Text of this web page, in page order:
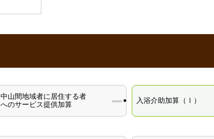
中山間地域者に居住する者
へのサービス提供加算
入浴介助加算（Ⅰ）